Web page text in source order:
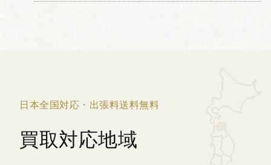
日本全国対応・出張料送料無料
買取対応地域